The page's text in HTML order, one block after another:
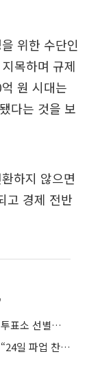
위한 수단인
목하며 규제
원 시대는
다는 것을 보
하지 않으면
고 경제 전반
개혁신당, 선관위에 선거소청 제출…"문제 투표소 선별적 재선거해야"
현대차 노조, 중노위에 노동쟁의 조정 신청 “24일 파업 찬반투표”